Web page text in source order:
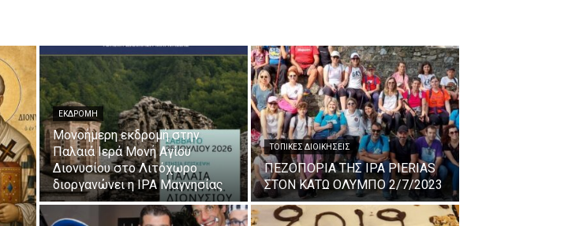
ΕΚΔΡΟΜΉ
Μονοήμερη εκδρομή στην
Παλαιά Ιερά Μονή Αγίου
Διονυσίου στο Λιτόχωρο
διοργανώνει η IPA Μαγνησίας
ΤΟΠΙΚΈΣ ΔΙΟΙΚΉΣΕΙΣ
ΠΕΖΟΠΟΡΙΑ ΤΗΣ IPA PIERIAS
ΣΤΟΝ ΚΑΤΩ ΟΛΥΜΠΟ 2/7/2023